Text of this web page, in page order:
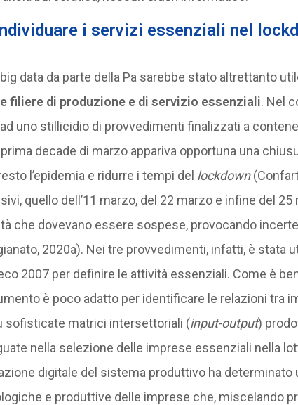
i servizi essenziali nel
data da parte della Pa sarebbe stato altrettanto
filiere di produzione e di servizio essenziali. Nel
uno stillicidio di provvedimenti finalizzati a
decade di marzo appariva opportuna una
l’epidemia e ridurre i tempi del lockdown
quello dell’11 marzo, del 22 marzo e infine del 25
che dovevano essere sospese, provocando
2020a). Nei tre provvedimenti, infatti, è stata
2007 per definire le attività essenziali. Come è
è poco adatto per identificare le relazioni tra
sofisticate matrici intersettoriali (input-output)
nella selezione delle imprese essenziali nella
digitale del sistema produttivo ha determinato
e produttive delle imprese che, miscelando